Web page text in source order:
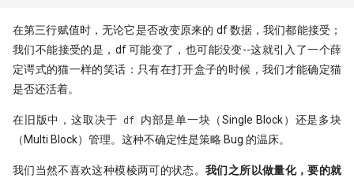
在第三行赋值时，无论它是否改变原来的 df 数据，我们都能接受；
我们不能接受的是，df 可能变了，也可能没变--这就引入了一个薛
定谔式的猫一样的笑话：只有在打开盒子的时候，我们才能确定猫
是否还活着。
在旧版中，这取决于 df 内部是单一块（Single Block）还是多块
（Multi Block）管理。这种不确定性是策略 Bug 的温床。
我们当然不喜欢这种模棱两可的状态。我们之所以做量化，要的就